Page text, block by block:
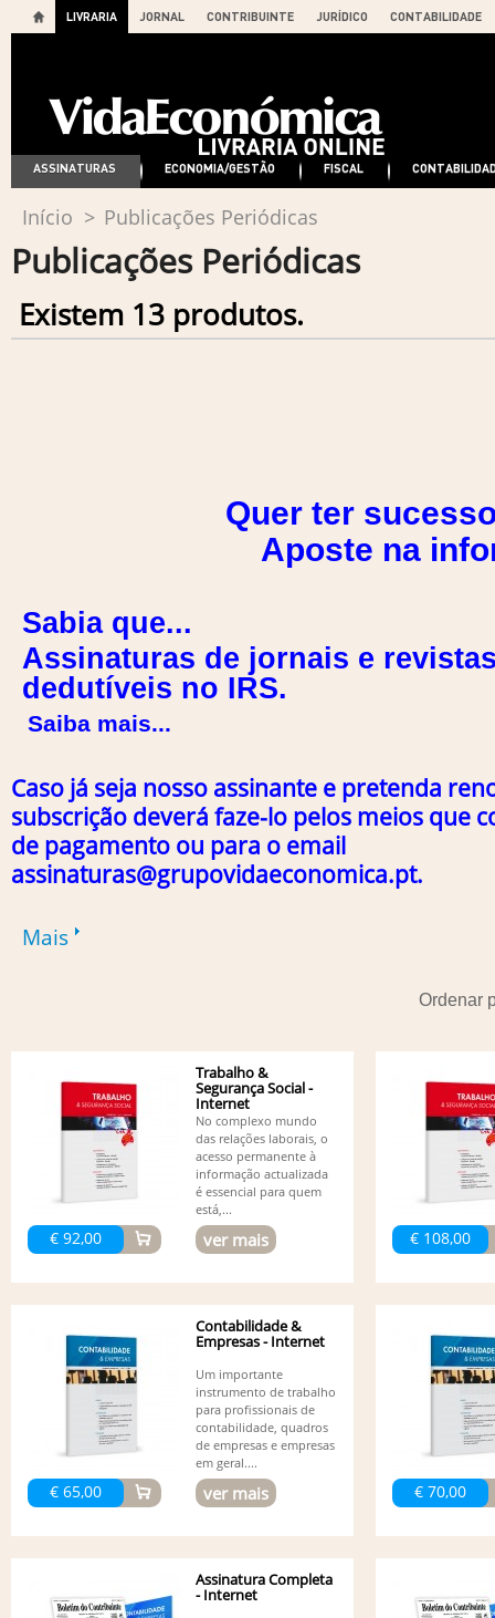
LIVRARIA JORNAL CONTRIBUINTE JURÍDICO CONTABILIDADE
ASSINATURAS ECONOMIA/GESTÃO FISCAL
Início > Publicações Periódicas
Publicações Periódicas
Existem 13 produtos.
Quer ter
Aposte na
Sabia que...
Assinaturas de jornais e
dedutíveis no IRS.
Saiba mais...
Caso já seja nosso assinante e pretenda
subscrição deverá faze-lo pelos meios que
de pagamento ou para o email
assinaturas@grupovidaeconomica.pt.
Mais
Ordenar
€ 92,00
Trabalho &
Segurança Social -
Internet
No complexo mundo
das relações laborais, o
acesso permanente à
informação actualizada
é essencial para quem
está,...
ver mais € 108,00
€ 65,00
Contabilidade &
Empresas - Internet
Um importante
instrumento de trabalho
para profissionais de
contabilidade, quadros
de empresas e empresas
em geral....
ver mais € 70,00
Assinatura Completa
- Internet